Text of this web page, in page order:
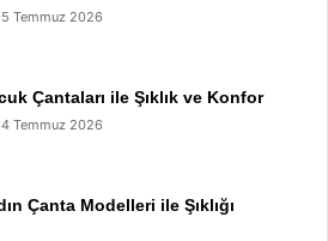
Temmuz 2026
Çantaları ile Şıklık ve Konfor
Temmuz 2026
Çanta Modelleri ile Şıklığı